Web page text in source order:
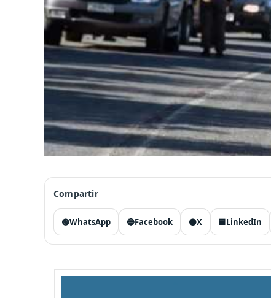
Compartir
🟢WhatsApp 🔵Facebook ⚫X 🟦LinkedIn